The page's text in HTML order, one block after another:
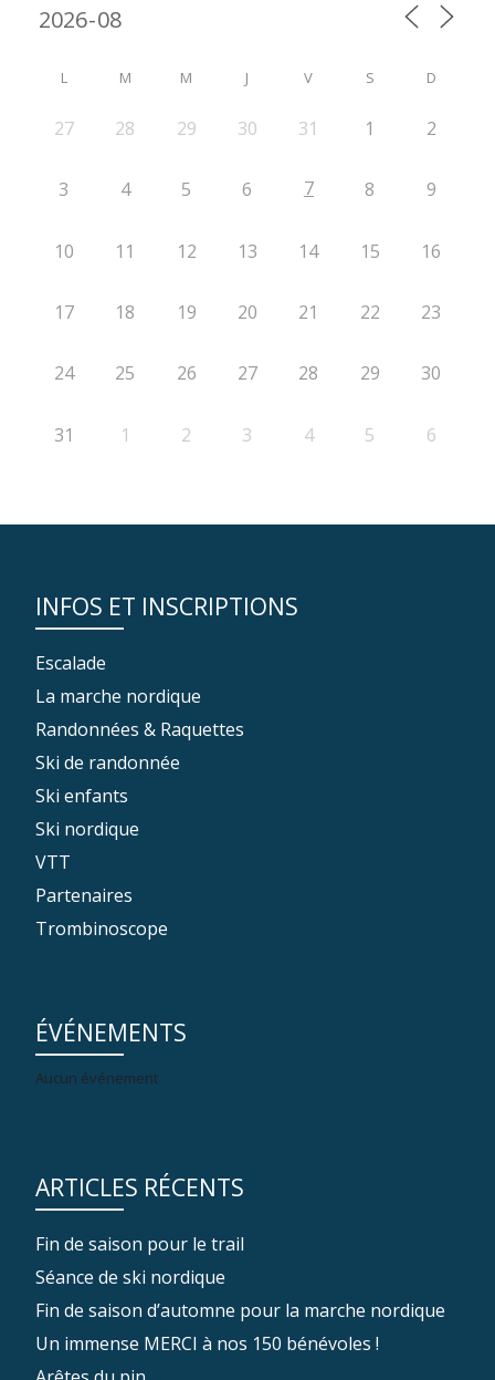
L M M J V S D
27 28 29 30 31 1 2
3 4 5 6 7 8 9
10 11 12 13 14 15 16
17 18 19 20 21 22 23
24 25 26 27 28 29 30
31 1 2 3 4 5 6
INFOS ET INSCRIPTIONS
Escalade
La marche nordique
Randonnées & Raquettes
Ski de randonnée
Ski enfants
Ski nordique
VTT
Partenaires
Trombinoscope
ÉVÉNEMENTS
Aucun événement
ARTICLES RÉCENTS
Fin de saison pour le trail
Séance de ski nordique
Fin de saison d’automne pour la marche nordique
Un immense MERCI à nos 150 bénévoles !